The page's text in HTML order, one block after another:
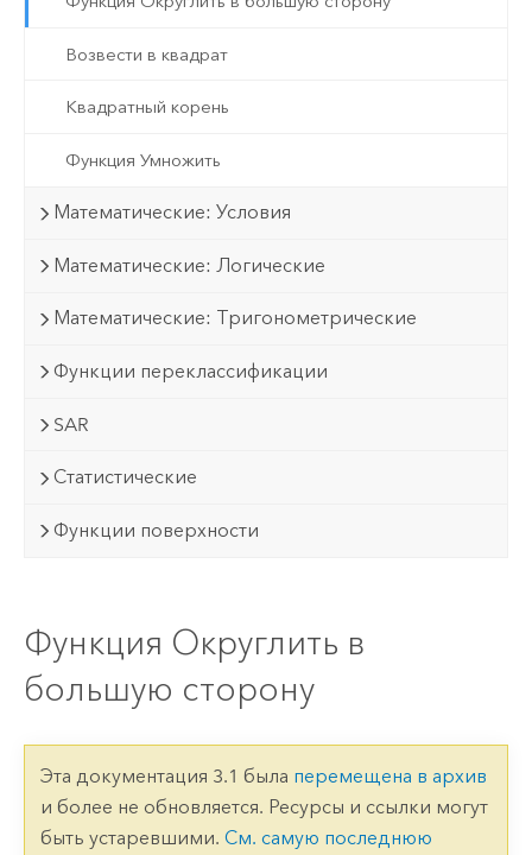
Возвести в квадрат
Квадратный корень
Функция Умножить
Математические: Условия
Математические: Логические
Математические: Тригонометрические
Функции переклассификации
SAR
Статистические
Функции поверхности
Функция Округлить в
большую сторону
Эта документация 3.1 была перемещена в архив
и более не обновляется. Ресурсы и ссылки могут
быть устаревшими. См. самую последнюю